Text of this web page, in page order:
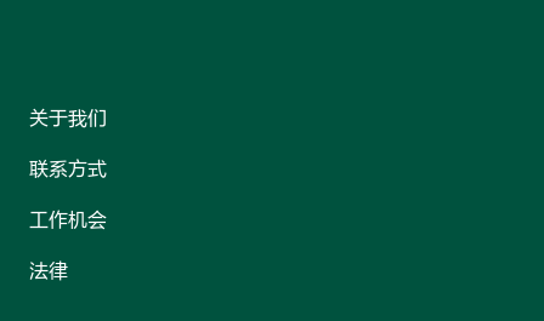
关于我们
联系方式
工作机会
法律